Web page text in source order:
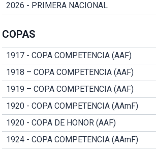
2026 - PRIMERA NACIONAL
COPAS
1917 - COPA COMPETENCIA (AAF)
1918 – COPA COMPETENCIA (AAF)
1919 – COPA COMPETENCIA (AAF)
1920 - COPA COMPETENCIA (AAmF)
1920 - COPA DE HONOR (AAF)
1924 - COPA COMPETENCIA (AAmF)